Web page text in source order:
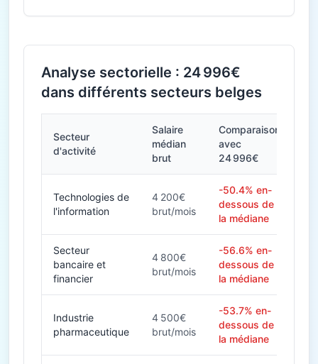
Analyse sectorielle : 24 996€
dans différents secteurs belges
Secteur
d'activité
Salaire
médian
brut
Comparaison
avec
24 996€
Technologies de
l'information
4 200€
brut/mois
-50.4% en-
dessous de
la médiane
Secteur
bancaire et
financier
4 800€
brut/mois
-56.6% en-
dessous de
la médiane
Industrie
pharmaceutique
4 500€
brut/mois
-53.7% en-
dessous de
la médiane